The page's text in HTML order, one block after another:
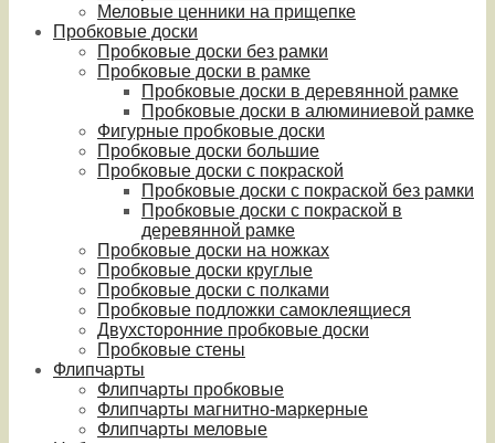
Меловые ценники на прищепке
Пробковые доски
Пробковые доски без рамки
Пробковые доски в рамке
Пробковые доски в деревянной рамке
Пробковые доски в алюминиевой рамке
Фигурные пробковые доски
Пробковые доски большие
Пробковые доски с покраской
Пробковые доски с покраской без рамки
Пробковые доски с покраской в
деревянной рамке
Пробковые доски на ножках
Пробковые доски круглые
Пробковые доски с полками
Пробковые подложки самоклеящиеся
Двухсторонние пробковые доски
Пробковые стены
Флипчарты
Флипчарты пробковые
Флипчарты магнитно-маркерные
Флипчарты меловые